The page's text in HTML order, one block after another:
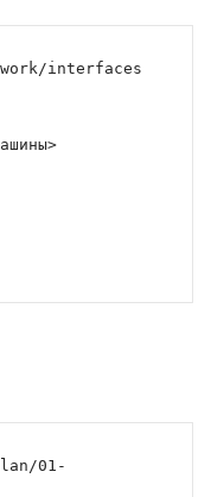
interfaces
01-